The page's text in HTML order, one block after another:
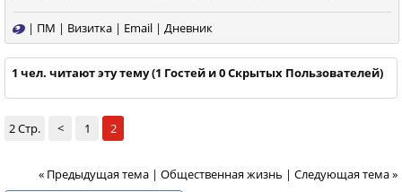
| ПМ | Визитка | Email | Дневник
1 чел. читают эту тему (1 Гостей и 0 Скрытых Пользователей)
2 Стр. < 1 2
« Предыдущая тема | Общественная жизнь | Следующая тема »